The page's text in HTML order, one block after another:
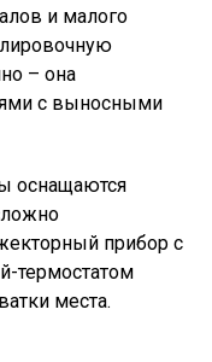
и малого
– она
с выносными
оснащаются
прибор с
термостатом
места.